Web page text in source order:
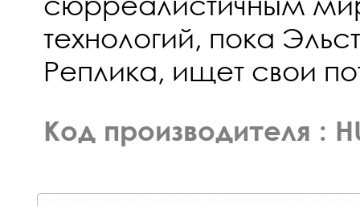
технологий, пока
Реплика, ищет свои
Код производителя :